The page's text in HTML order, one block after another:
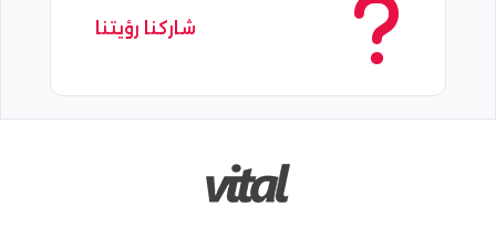
شاركنا رؤيتنا